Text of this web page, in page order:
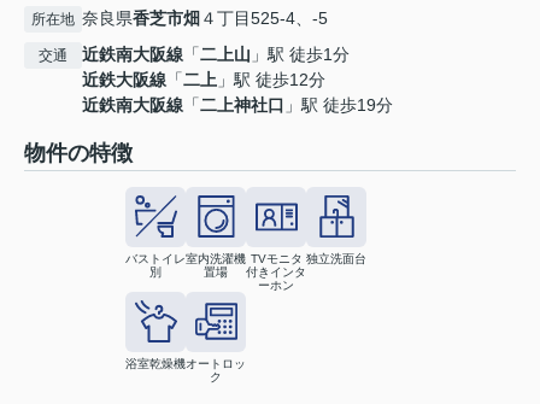
所在地 奈良県香芝市畑４丁目525-4、-5
交通 近鉄南大阪線 「二上山 」駅 徒歩1分
近鉄大阪線 「二上 」駅 徒歩12分
近鉄南大阪線 「二上神社口 」駅 徒歩19分
物件の特徴
バストイレ
別
室内洗濯機
置場
TVモニタ
付きインタ
ーホン
独立洗面台
浴室乾燥機オートロッ
ク